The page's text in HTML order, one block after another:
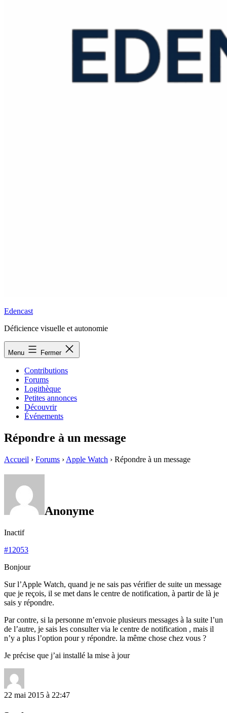
Edencast
Déficience visuelle et autonomie
Menu Fermer
Contributions
Forums
Logithèque
Petites annonces
Découvrir
Événements
Répondre à un message
Accueil › Forums › Apple Watch › Répondre à un message
Anonyme
Inactif
#12053
Bonjour
Sur l’Apple Watch, quand je ne sais pas vérifier de suite un message
que je reçois, il se met dans le centre de notification, à partir de là je
sais y répondre.
Par contre, si la personne m’envoie plusieurs messages à la suite l’un
de l’autre, je sais les consulter via le centre de notification , mais il
n’y a plus l’option pour y répondre. la même chose chez vous ?
Je précise que j’ai installé la mise à jour
22 mai 2015 à 22:47